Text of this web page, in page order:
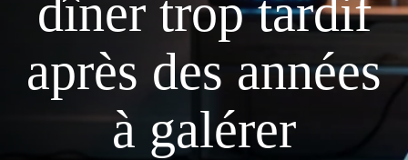
dîner trop tardif
après des années
à galérer